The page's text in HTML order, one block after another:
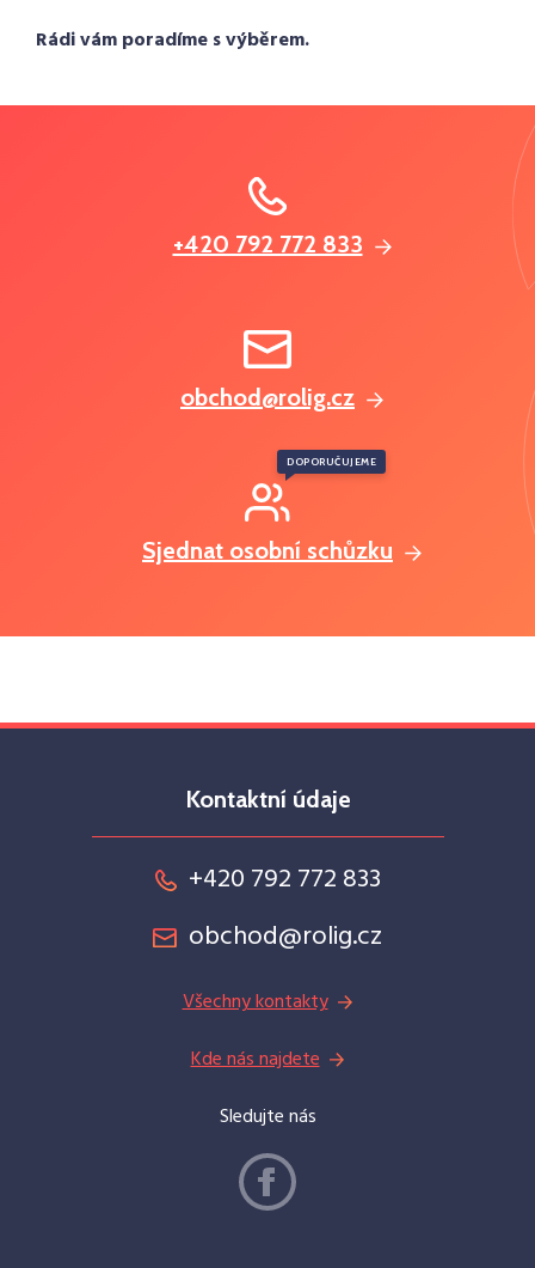
Rádi vám poradíme s výběrem.
+420 792 772 833
obchod@rolig.cz
Sjednat osobní schůzku
DOPORUČUJEME
Kontaktní údaje
+420 792 772 833
obchod@rolig.cz
Všechny kontakty
Kde nás najdete
Sledujte nás